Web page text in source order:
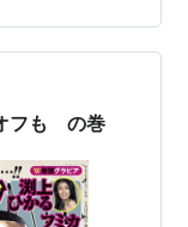
フも の巻